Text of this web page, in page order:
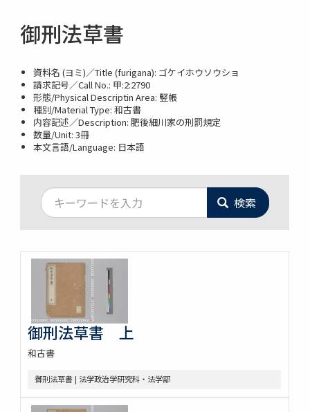
御刑法草書
資料名 (ヨミ)／Title (furigana): ゴケイホウソウショ
請求記号／Call No.: 甲:2:2790
形態/Physical Descriptin Area: 竪帳
種別/Material Type: 和古書
内容記述／Description: 肥後細川家の刑罰規定
数量/Unit: 3冊
本文言語/Language: 日本語
検索
御刑法草書 上
和古書
御刑法草書 | 法学政治学研究科・法学部